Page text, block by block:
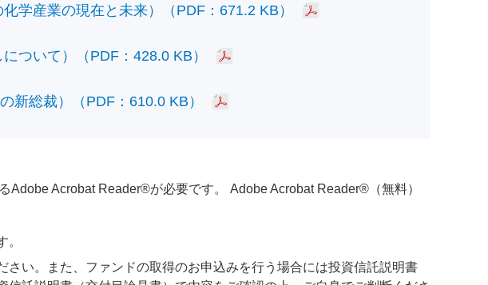
学産業の現在と未来）（PDF：671.2 KB）
ついて）（PDF：428.0 KB）
新総裁）（PDF：610.0 KB）
Acrobat Reader®が必要です。 Adobe Acrobat Reader®（無料）
い。また、ファンドの取得のお申込みを行う場合には投資信託説明書